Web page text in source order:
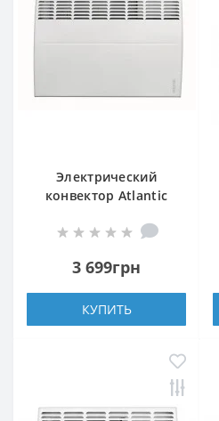
Электрический
конвектор Atlantic
1500W
3 699грн
КУПИТЬ